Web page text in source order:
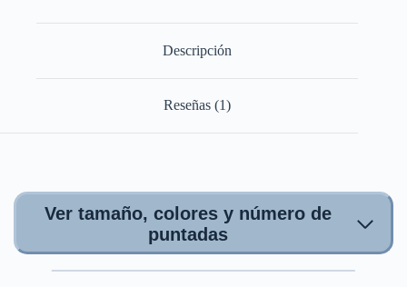
Descripción
Reseñas (1)
Ver tamaño, colores y número de
puntadas